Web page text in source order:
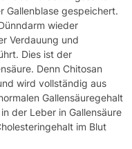
Gallenblase gespeichert.
wieder
Verdauung und
Dies ist der
Denn Chitosan
wird vollständig aus
Gallensäuregehalt
der Leber in Gallensäure
im Blut